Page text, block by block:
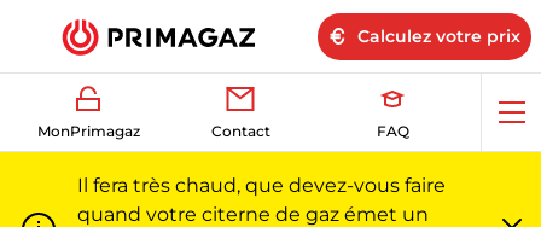
Calculez votre prix
MonPrimagaz Contact FAQ
Il fera très chaud, que devez-vous faire
quand votre citerne de gaz émet un